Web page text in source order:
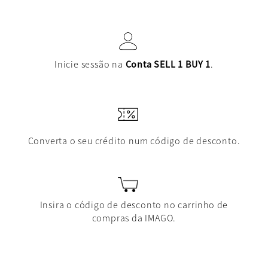
Inicie sessão na Conta SELL 1 BUY 1.
Converta o seu crédito num código de desconto.
Insira o código de desconto no carrinho de
compras da IMAGO.